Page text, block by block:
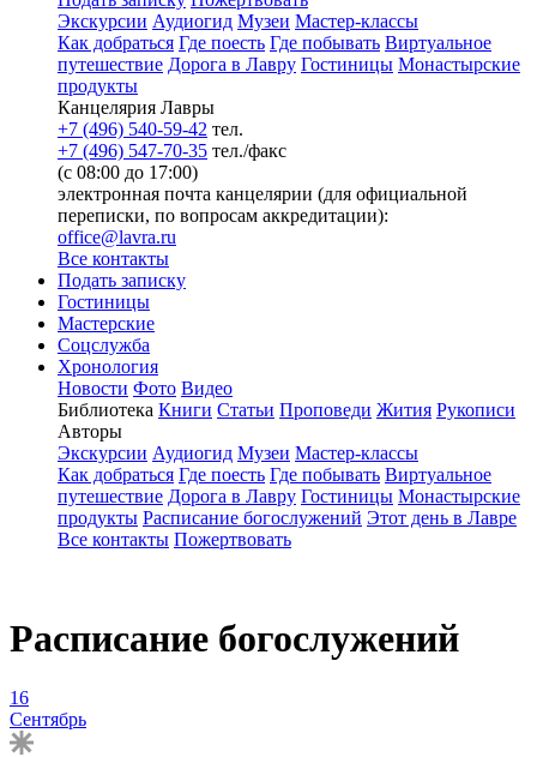
Экскурсии Аудиогид Музеи Мастер-классы
Как добраться Где поесть Где побывать Виртуальное
путешествие Дорога в Лавру Гостиницы Монастырские
продукты
Канцелярия Лавры
+7 (496) 540-59-42 тел.
+7 (496) 547-70-35 тел./факс
(с 08:00 до 17:00)
электронная почта канцелярии (для официальной
переписки, по вопросам аккредитации):
office@lavra.ru
Все контакты
Подать записку
Гостиницы
Мастерские
Соцслужба
Хронология
Новости Фото Видео
Библиотека Книги Статьи Проповеди Жития Рукописи
Авторы
Экскурсии Аудиогид Музеи Мастер-классы
Как добраться Где поесть Где побывать Виртуальное
путешествие Дорога в Лавру Гостиницы Монастырские
продукты Расписание богослужений Этот день в Лавре
Все контакты Пожертвовать
Расписание богослужений
16
Сентябрь